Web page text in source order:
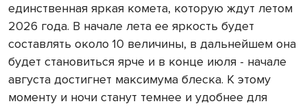
единственная яркая комета, которую ждут летом
2026 года. В начале лета ее яркость будет
составлять около 10 величины, в дальнейшем она
будет становиться ярче и в конце июля - начале
августа достигнет максимума блеска. К этому
моменту и ночи станут темнее и удобнее для